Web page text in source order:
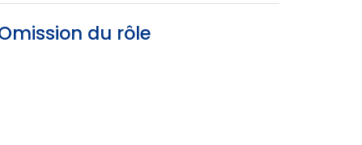
du rôle